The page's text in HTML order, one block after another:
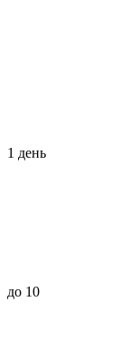
1 день
до 10